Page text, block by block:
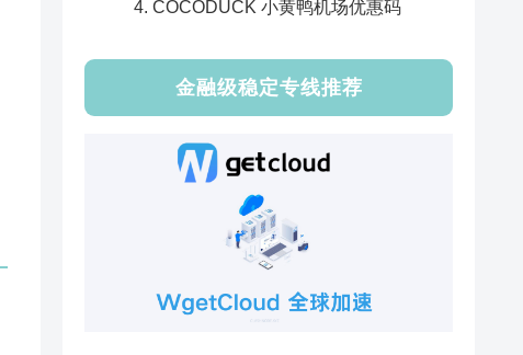
COCODUCK 小黄鸭机场优惠码
金融级稳定专线推荐